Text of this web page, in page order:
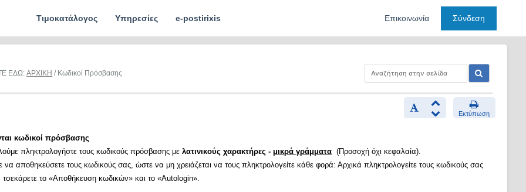
Τιμοκατάλογος Υπηρεσίες e-postirixis Επικοινωνία Σύνδεση
ΕΔΩ:ΑΡΧΙΚΗ / Κωδικοί Πρόσβασης
Εκτύπωση
κωδικοί πρόσβασης
πληκτρολογήστε τους κωδικούς πρόσβασης μελατινικούς χαρακτήρες - μικρά γράμματα (Προσοχή όχι κεφαλαία).
να αποθηκεύσετε τους κωδικούς σας, ώστε να μη χρειάζεται να τους πληκτρολογείτε κάθε φορά: Αρχικά πληκτρολογείτε τους κωδικούς σας
τσεκάρετε το «Αποθήκευση κωδικών» και το «Autologin».